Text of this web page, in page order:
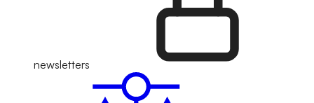
newsletters